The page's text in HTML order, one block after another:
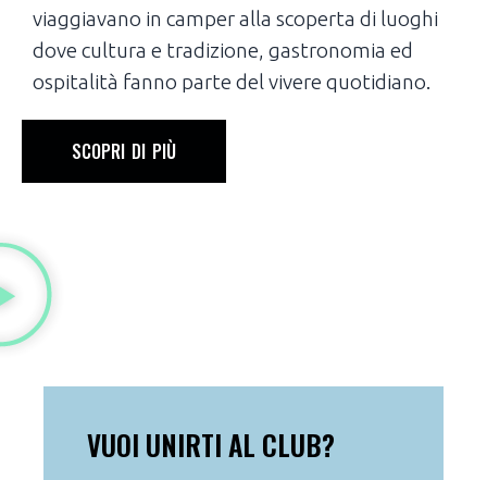
viaggiavano in camper alla scoperta di luoghi
dove cultura e tradizione, gastronomia ed
ospitalità fanno parte del vivere quotidiano.
SCOPRI DI PIÙ
VUOI UNIRTI AL CLUB?